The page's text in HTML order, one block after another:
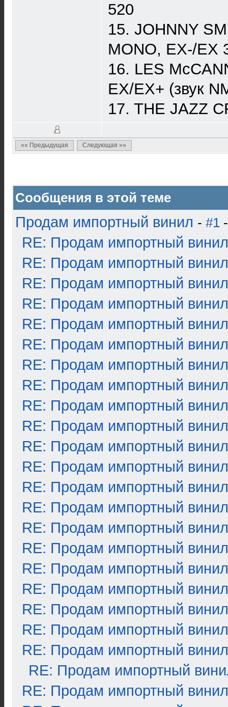
520
15. JOHNNY
MONO, EX-/EX
16. LES
EX/EX+ (звук
17. THE JAZZ
«« Предыдущая Следующая »»
Сообщения в этой теме
Продам импортный винил - #1
RE: Продам импортный винил
RE: Продам импортный винил
RE: Продам импортный винил
RE: Продам импортный винил
RE: Продам импортный винил
RE: Продам импортный винил
RE: Продам импортный винил
RE: Продам импортный винил
RE: Продам импортный винил
RE: Продам импортный винил
RE: Продам импортный винил
RE: Продам импортный винил
RE: Продам импортный винил
RE: Продам импортный винил
RE: Продам импортный винил
RE: Продам импортный винил
RE: Продам импортный винил
RE: Продам импортный винил
RE: Продам импортный винил
RE: Продам импортный винил
RE: Продам импортный винил
RE: Продам импортный
RE: Продам импортный винил